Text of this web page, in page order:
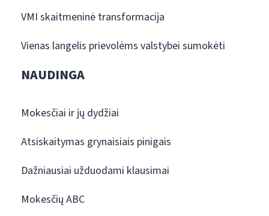
VMI skaitmeninė transformacija
Vienas langelis prievolėms valstybei sumokėti
NAUDINGA
Mokesčiai ir jų dydžiai
Atsiskaitymas grynaisiais pinigais
Dažniausiai užduodami klausimai
Mokesčių ABC